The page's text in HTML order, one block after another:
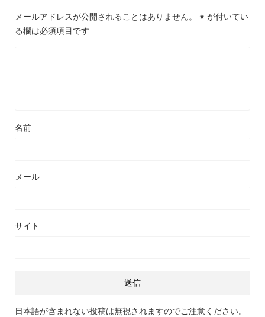
メールアドレスが公開されることはありません。 ※ が付いてい
る欄は必須項目です
名前
メール
サイト
日本語が含まれない投稿は無視されますのでご注意ください。